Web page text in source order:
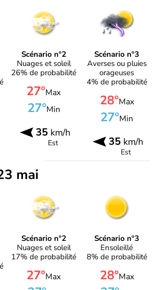
Scénario n°2
Nuages et soleil
26% de probabilité
27°Max
27°Min
35km/h
Est
Scénario n°3
Averses ou pluies
orageuses
4% de probabilité
28°Max
27°Min
35 km/h
Est
mai
Scénario n°2
Nuages et soleil
17% de probabilité
27°Max
Scénario n°3
Ensoleillé
8% de probabilité
28°Max